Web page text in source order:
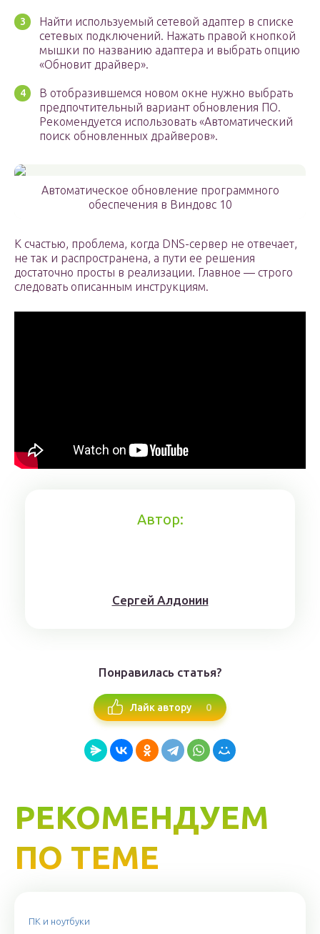
Найти используемый сетевой адаптер в списке
сетевых подключений. Нажать правой кнопкой
мышки по названию адаптера и выбрать опцию
«Обновит драйвер».
В отобразившемся новом окне нужно выбрать
предпочтительный вариант обновления ПО.
Рекомендуется использовать «Автоматический
поиск обновленных драйверов».
Автоматическое обновление программного
обеспечения в Виндовс 10
К счастью, проблема, когда DNS-сервер не отвечает,
не так и распространена, а пути ее решения
достаточно просты в реализации. Главное — строго
следовать описанным инструкциям.
Автор:
Сергей Алдонин
Понравилась статья?
Лайк автору 0
РЕКОМЕНДУЕМ
ПО ТЕМЕ
ПК и ноутбуки